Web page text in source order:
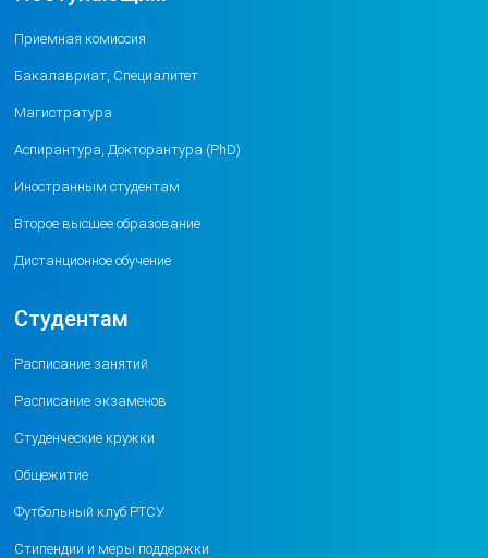
Приемная комиссия
Бакалавриат, Специалитет
Магистратура
Аспирантура, Докторантура (PhD)
Иностранным студентам
Второе высшее образование
Дистанционное обучение
Студентам
Расписание занятий
Расписание экзаменов
Студенческие кружки
Общежитие
Футбольный клуб РТСУ
Стипендии и меры поддержки